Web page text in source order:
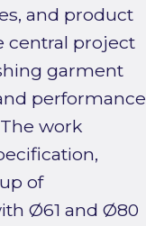
and product
central project
garment
performance
work
of
Ø61 and Ø80